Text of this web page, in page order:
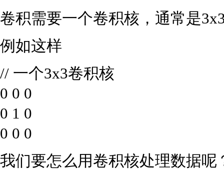
卷积需要一个卷积核，通常是
例如这样
// 一个3x3卷积核
0 0 0
0 1 0
0 0 0
我们要怎么用卷积核处理数据呢